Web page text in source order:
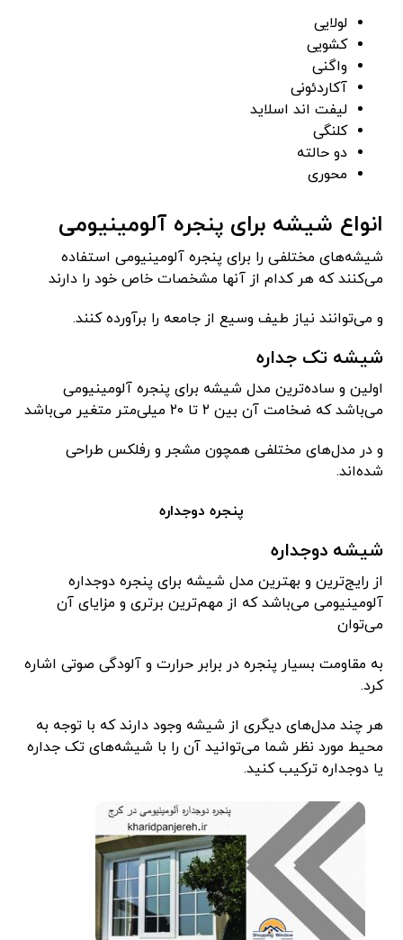
لولایی
کشویی
واگنی
آکاردئونی
لیفت اند اسلاید
کلنگی
دو حالته
محوری
انواع شیشه برای پنجره آلومینیومی
شیشه‌های مختلفی را برای پنجره آلومینیومی استفاده
می‌کنند که هر کدام از آنها مشخصات خاص خود را دارند
و می‌توانند نیاز طیف وسیع از جامعه را برآورده کنند.
شیشه تک جداره
اولین و ساده‌ترین مدل شیشه برای پنجره آلومینیومی
می‌باشد که ضخامت آن بین ۲ تا ۲۰ میلی‌متر متغیر می‌باشد
و در مدل‌های مختلفی همچون مشجر و رفلکس طراحی
شده‌اند.
پنجره دوجداره
شیشه دوجداره
از رایج‌ترین و بهترین مدل شیشه برای پنجره دوجداره
آلومینیومی می‌باشد که از مهم‌ترین برتری و مزایای آن
می‌توان
به مقاومت بسیار پنجره در برابر حرارت و آلودگی صوتی اشاره
کرد.
هر چند مدل‌های دیگری از شیشه وجود دارند که با توجه به
محیط مورد نظر شما می‌توانید آن را با شیشه‌های تک جداره
یا دوجداره ترکیب کنید.